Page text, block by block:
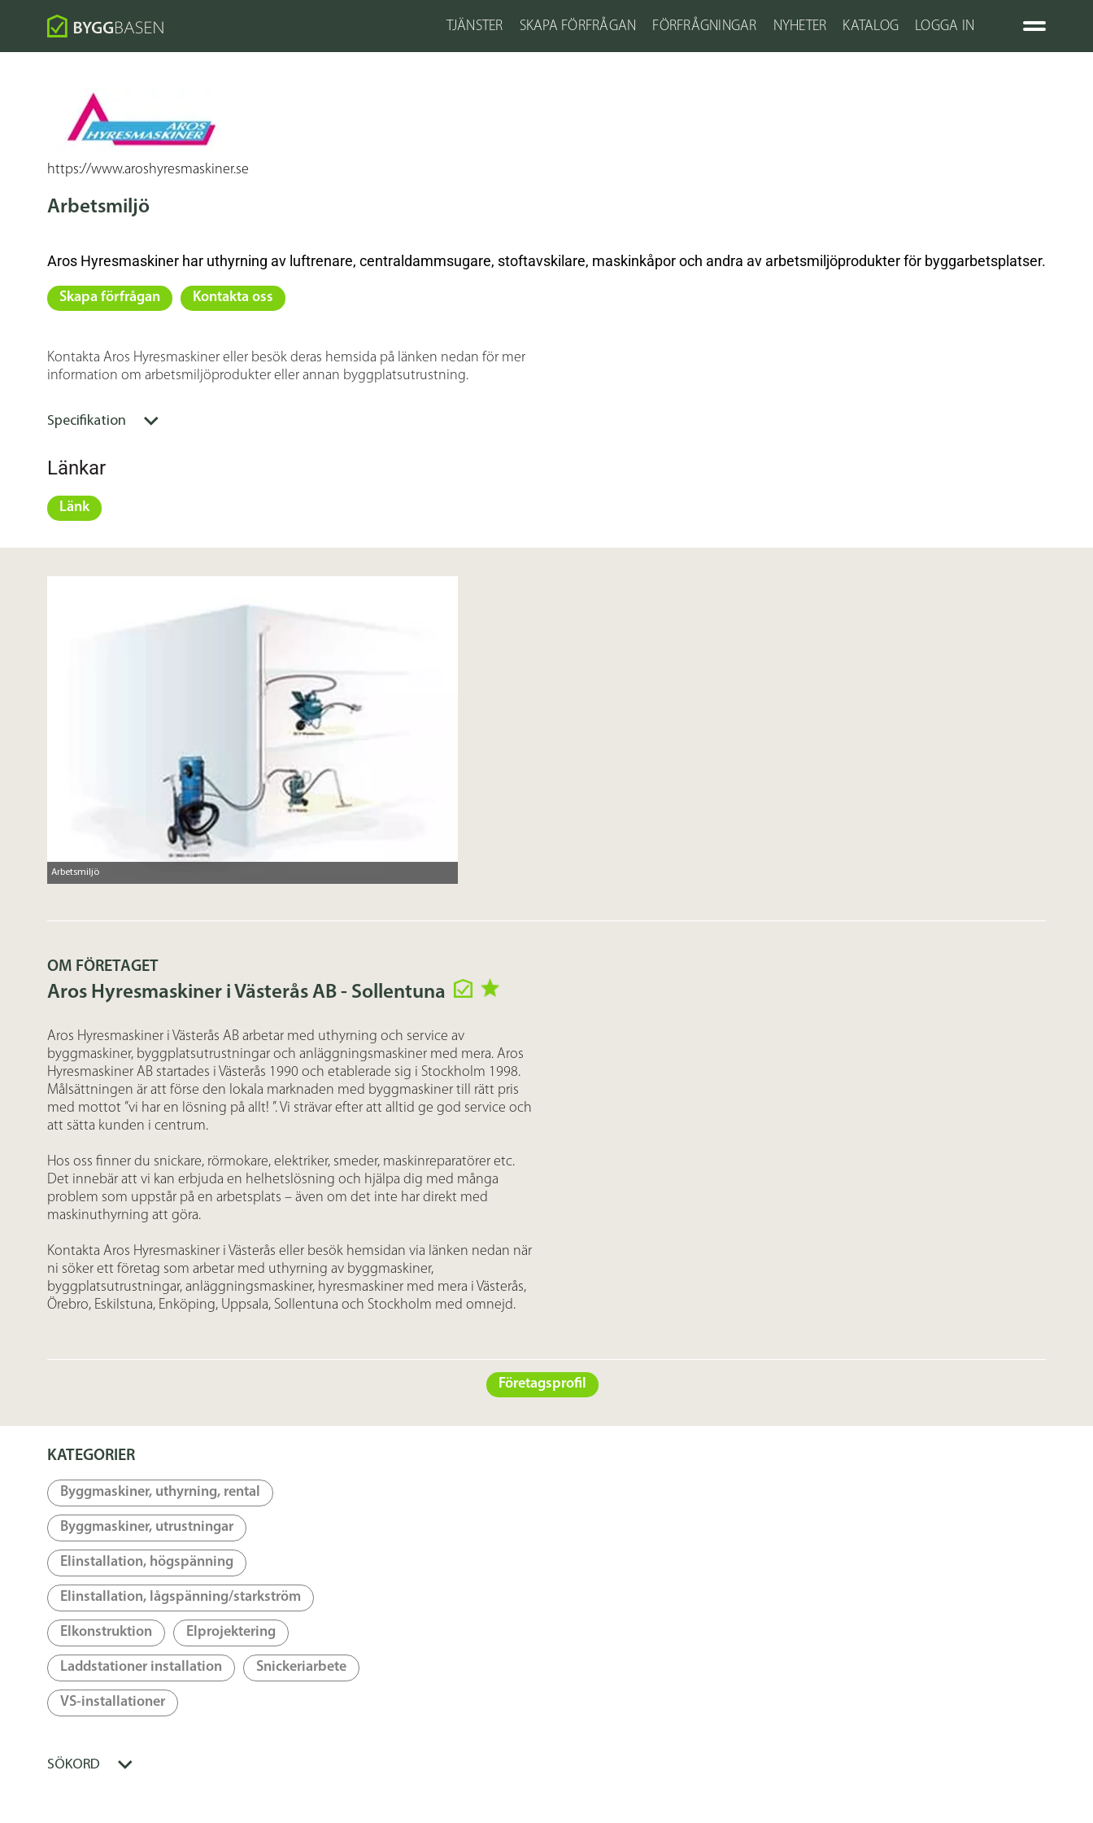
TJÄNSTER SKAPA FÖRFRÅGAN FÖRFRÅGNINGAR NYHETER KATALOG LOGGA IN
https://www.aroshyresmaskiner.se
Arbetsmiljö
Aros Hyresmaskiner har uthyrning av luftrenare, centraldammsugare, stoftavskilare, maskinkåpor och andra av arbetsmiljöprodukter för byggarbetsplatser.
Skapa förfrågan Kontakta oss
Kontakta Aros Hyresmaskiner eller besök deras hemsida på länken nedan för mer
information om arbetsmiljöprodukter eller annan byggplatsutrustning.
Specifikation
Länkar
Länk
Arbetsmiljö
OM FÖRETAGET
Aros Hyresmaskiner i Västerås AB - Sollentuna
Aros Hyresmaskiner i Västerås AB arbetar med uthyrning och service av
byggmaskiner, byggplatsutrustningar och anläggningsmaskiner med mera. Aros
Hyresmaskiner AB startades i Västerås 1990 och etablerade sig i Stockholm 1998.
Målsättningen är att förse den lokala marknaden med byggmaskiner till rätt pris
med mottot ’’vi har en lösning på allt! ’’. Vi strävar efter att alltid ge god service och
att sätta kunden i centrum.
Hos oss finner du snickare, rörmokare, elektriker, smeder, maskinreparatörer etc.
Det innebär att vi kan erbjuda en helhetslösning och hjälpa dig med många
problem som uppstår på en arbetsplats – även om det inte har direkt med
maskinuthyrning att göra.
Kontakta Aros Hyresmaskiner i Västerås eller besök hemsidan via länken nedan när
ni söker ett företag som arbetar med uthyrning av byggmaskiner,
byggplatsutrustningar, anläggningsmaskiner, hyresmaskiner med mera i Västerås,
Örebro, Eskilstuna, Enköping, Uppsala, Sollentuna och Stockholm med omnejd.
Företagsprofil
KATEGORIER
Byggmaskiner, uthyrning, rental
Byggmaskiner, utrustningar
Elinstallation, högspänning
Elinstallation, lågspänning/starkström
Elkonstruktion Elprojektering
Laddstationer installation Snickeriarbete
VS-installationer
SÖKORD